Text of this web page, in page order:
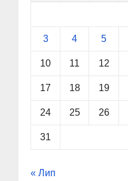
3 4 5
10 11 12
17 18 19
24 25 26
31
« Лип